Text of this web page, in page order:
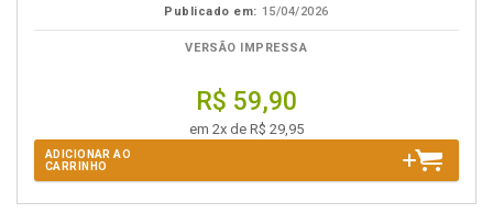
Publicado em: 15/04/2026
VERSÃO IMPRESSA
R$ 59,90
em 2x de R$ 29,95
ADICIONAR AO
CARRINHO